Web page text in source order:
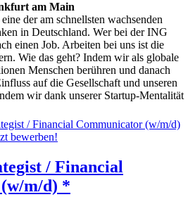
am Main
der am schnellsten wachsenden
in Deutschland. Wer bei der ING
einen Job. Arbeiten bei uns ist die
Wie das geht? Indem wir als globale
Menschen berühren und danach
auf die Gesellschaft und unseren
wir dank unserer Startup-Mentalität
/ Financial
m/d) *